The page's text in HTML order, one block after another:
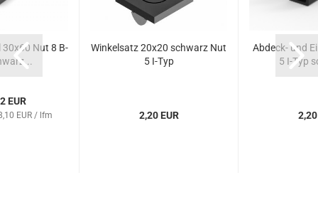
Nut 8 B-
EUR
EUR / lfm
Winkelsatz 20x20 schwarz Nut
5 I-Typ
2,20 EUR
Abdeck- und
5 I-Typ
2,20